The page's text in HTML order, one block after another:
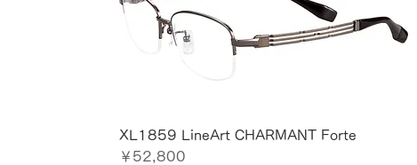
XL1859 LineArt CHARMANT Forte
価格
￥52,800